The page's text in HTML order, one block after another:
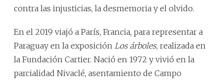
contra las injusticias, la desmemoria y el olvido.
En el 2019 viajó a París, Francia, para representar a
Paraguay en la exposición Los árboles, realizada en
la Fundación Cartier. Nació en 1972 y vivió en la
parcialidad Nivaclé, asentamiento de Campo